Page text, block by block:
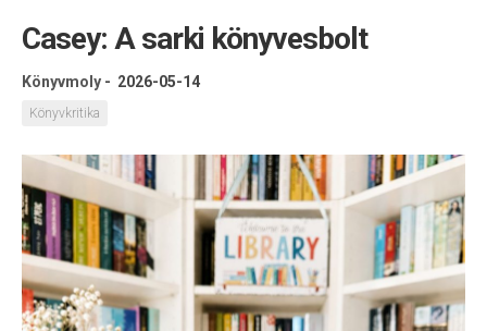
Könyvajánló
Kapcsolat
Könyveim
Rólam
Casey: A sarki könyvesbolt
Könyvmoly - 2026-05-14
Könyvkritika